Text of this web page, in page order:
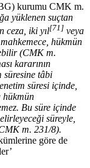
kurumu CMK m.
yüklenen suçtan
ceza, iki yıl[71] veya
hükmün
(CMK m.
kararının
süresine tâbi
süresi içinde,
hükmün
Bu süre içinde
süreyle,
m. 231/8).
göre de